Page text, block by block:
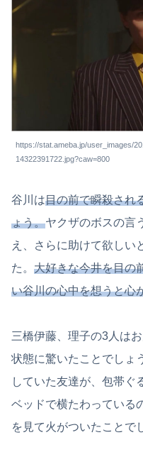
https://stat.ameba.jp/user_images/
14322391722.jpg?caw=800
谷川は目の前で瞬殺され
ょう。ヤクザのボスの言
え、さらに助けて欲しい
た。 大好きな今井を目の
い谷川の心中を想うと心
三橋伊藤、理子の3人は
状態に驚いたことでしょ
していた友達が、包帯ぐ
ベッドで横たわっている
を見て火がついたことで